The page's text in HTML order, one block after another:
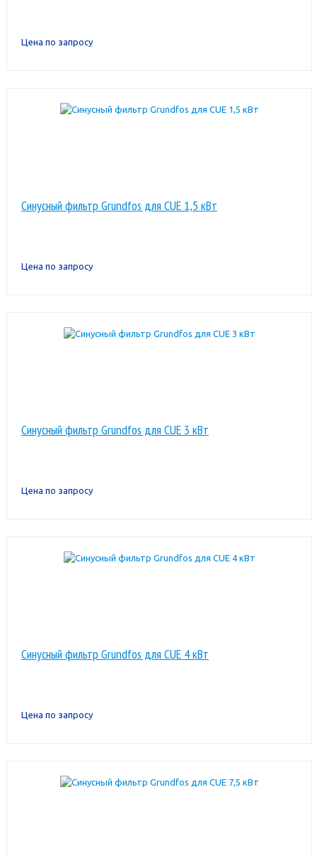
Цена по запросу
Синусный фильтр Grundfos для CUE 1,5 кВт
Цена по запросу
Синусный фильтр Grundfos для CUE 3 кВт
Цена по запросу
Синусный фильтр Grundfos для CUE 4 кВт
Цена по запросу